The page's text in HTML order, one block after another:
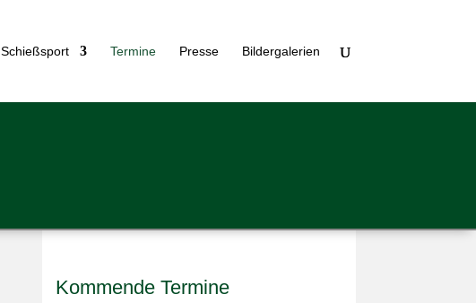
Schieß­sport Ter­mine Presse Bil­der­ga­le­rien
Kommende Termine